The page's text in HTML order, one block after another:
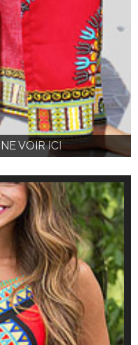
VOIR ICI